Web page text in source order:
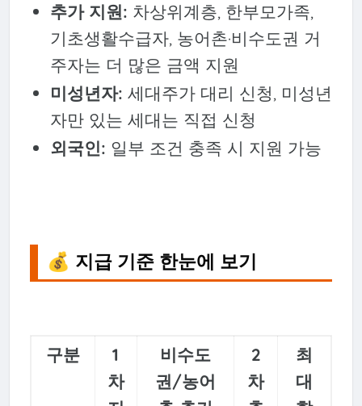
추가 지원: 차상위계층, 한부모가족,
기초생활수급자, 농어촌·비수도권 거
주자는 더 많은 금액 지원
미성년자: 세대주가 대리 신청, 미성년
자만 있는 세대는 직접 신청
외국인: 일부 조건 충족 시 지원 가능
💰 지급 기준 한눈에 보기
구분
1
차
비수도
권/농어
2
차
최
대